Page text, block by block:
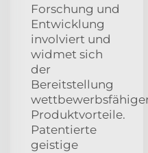
Forschung und
Entwicklung
involviert und
widmet sich
der
Bereitstellung
Produktvorteile.
Patentierte
geistige